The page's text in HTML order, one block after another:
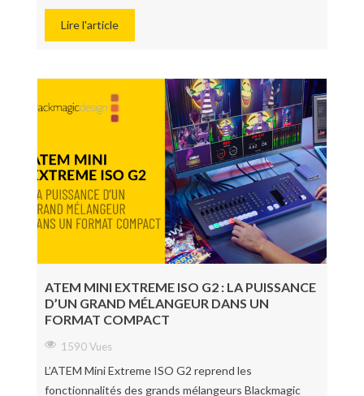
Lire l'article
ATEM MINI EXTREME ISO G2 : LA PUISSANCE
D’UN GRAND MÉLANGEUR DANS UN
FORMAT COMPACT
1590 Vues
L’ATEM Mini Extreme ISO G2 reprend les
fonctionnalités des grands mélangeurs Blackmagic